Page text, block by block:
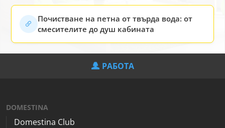
Почистване на петна от твърда вода: oт
смесителите до душ кабината
РАБОТА
DOMESTINA
Domestina Club